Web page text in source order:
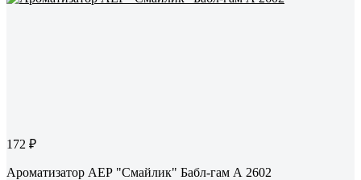
172 ₽
Ароматизатор АЕР "Смайлик" Бабл-гам А 2602